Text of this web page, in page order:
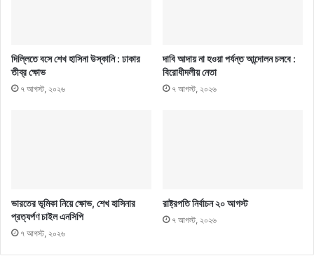
দিল্লিতে বসে শেখ হাসিনা উস্কানি : ঢাকার
তীব্র ক্ষোভ
৭ আগস্ট, ২০২৬
দাবি আদায় না হওয়া পর্যন্ত আন্দোলন চলবে :
বিরোধীদলীয় নেতা
৭ আগস্ট, ২০২৬
ভারতের ভূমিকা নিয়ে ক্ষোভ, শেখ হাসিনার
প্রত্যর্পণ চাইল এনসিপি
৭ আগস্ট, ২০২৬
রাষ্ট্রপতি নির্বাচন ২০ আগস্ট
৭ আগস্ট, ২০২৬